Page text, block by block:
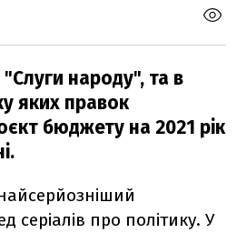
"Слуги народу", та в
яких правок
бюджету на 2021 рік
серіалів про політику. У